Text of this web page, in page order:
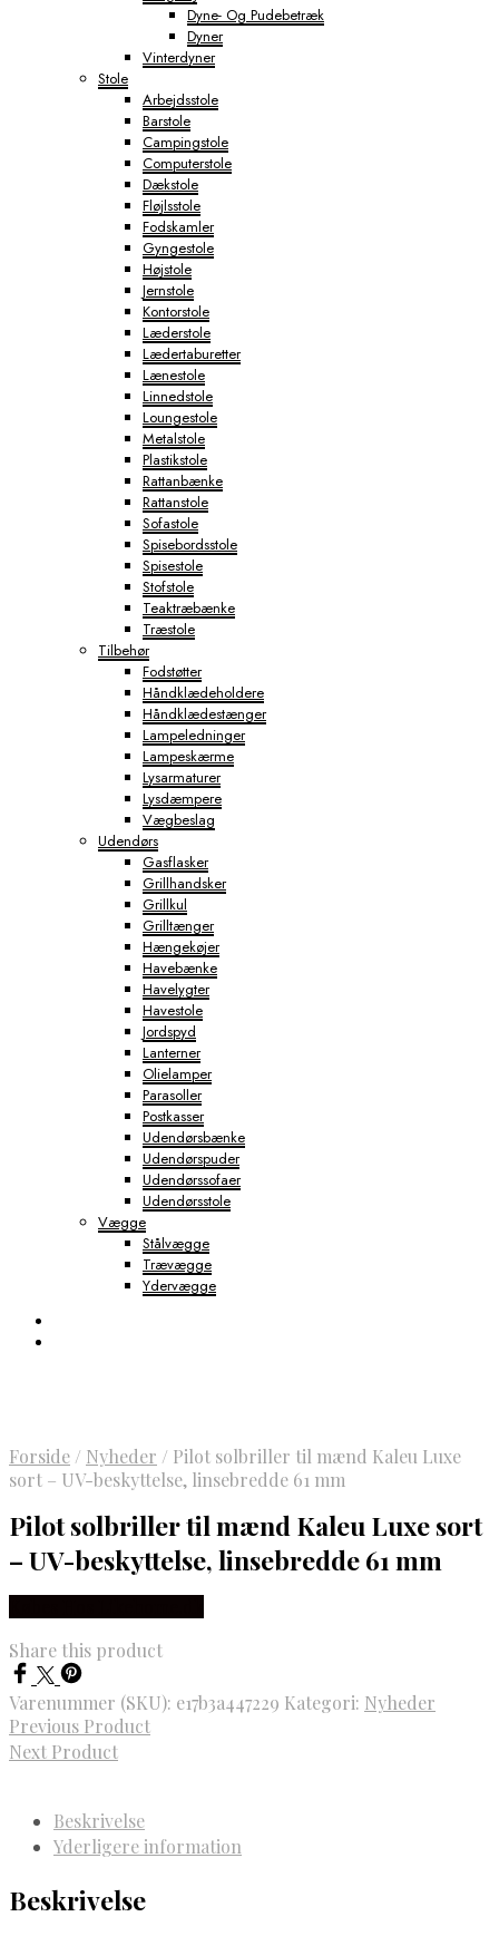
Dyne- Og Pudebetræk
Dyner
Vinterdyner
Stole
Arbejdsstole
Barstole
Campingstole
Computerstole
Dækstole
Fløjlsstole
Fodskamler
Gyngestole
Højstole
Jernstole
Kontorstole
Læderstole
Lædertaburetter
Lænestole
Linnedstole
Loungestole
Metalstole
Plastikstole
Rattanbænke
Rattanstole
Sofastole
Spisebordsstole
Spisestole
Stofstole
Teaktræbænke
Træstole
Tilbehør
Fodstøtter
Håndklædeholdere
Håndklædestænger
Lampeledninger
Lampeskærme
Lysarmaturer
Lysdæmpere
Vægbeslag
Udendørs
Gasflasker
Grillhandsker
Grillkul
Grilltænger
Hængekøjer
Havebænke
Havelygter
Havestole
Jordspyd
Lanterner
Olielamper
Parasoller
Postkasser
Udendørsbænke
Udendørspuder
Udendørssofaer
Udendørsstole
Vægge
Stålvægge
Trævægge
Ydervægge
Forside / Nyheder / Pilot solbriller til mænd Kaleu Luxe
sort – UV-beskyttelse, linsebredde 61 mm
Pilot solbriller til mænd Kaleu Luxe sort
– UV-beskyttelse, linsebredde 61 mm
Share this product
Varenummer (SKU): e17b3a447229 Kategori: Nyheder
Previous Product
Next Product
Beskrivelse
Yderligere information
Beskrivelse